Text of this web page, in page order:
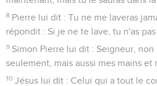
8 Pierre lui dit : Tu ne me laveras
répondit : Si je ne te lave, tu n'as
9 Simon Pierre lui dit : Seigneur, non
seulement, mais aussi mes mains et
10 Jésus lui dit : Celui qui a tout le